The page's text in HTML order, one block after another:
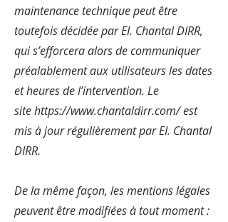
maintenance technique peut être
toutefois décidée par EI. Chantal DIRR,
qui s’efforcera alors de communiquer
préalablement aux utilisateurs les dates
et heures de l’intervention. Le
sitehttps://www.chantaldirr.com/est
mis à jour régulièrement par EI. Chantal
DIRR.
De la même façon, les mentions légales
peuvent être modifiées à tout moment :